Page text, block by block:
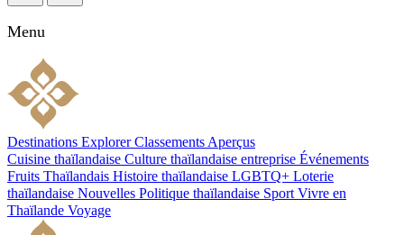
Menu
Destinations Explorer Classements Aperçus
Cuisine thaïlandaise Culture thaïlandaise entreprise Événements
Fruits Thaïlandais Histoire thaïlandaise LGBTQ+ Loterie
thaïlandaise Nouvelles Politique thaïlandaise Sport Vivre en
Thaïlande Voyage